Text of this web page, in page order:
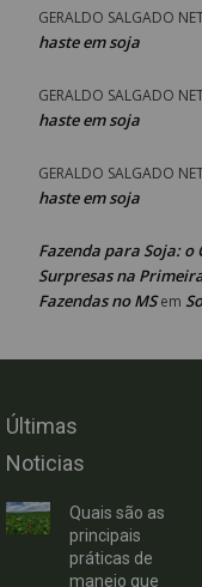
GERALDO SALGADO
haste em soja
GERALDO SALGADO
haste em soja
GERALDO SALGADO
haste em soja
Fazenda para Soja:
Surpresas na
Fazendas no MSem
Últimas
Noticias
Quais são as
principais
práticas de
manejo que